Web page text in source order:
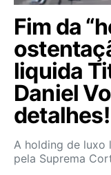
Fim da
liquida
Daniel
detalhes!
A holding de luxo
pela Suprema